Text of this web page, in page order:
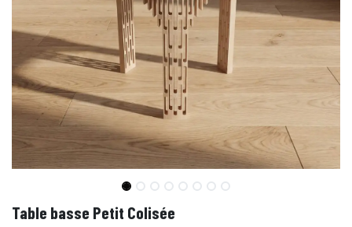
Table basse Petit Colisée